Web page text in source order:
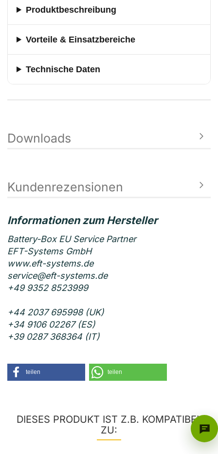
Produktbeschreibung
Vorteile & Einsatzbereiche
Technische Daten
Downloads
Kundenrezensionen
Battery-Box EU Service Partner
EFT-Systems GmbH
www.eft-systems.de
service@eft-systems.de
+49 9352 8523999
+44 2037 695998 (UK)
+34 9106 02267 (ES)
+39 0287 368364 (IT)
teilen teilen
DIESES PRODUKT IST Z.B. KOMPATIBEL
ZU: